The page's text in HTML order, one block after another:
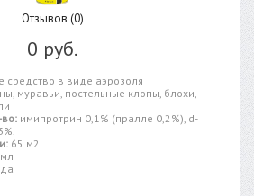
Отзывов (0)
0 руб.
средство в виде аэрозоля
муравьи, постельные клопы, блохи,
имипротрин 0,1% (пралле 0,2%), d-
65 м2